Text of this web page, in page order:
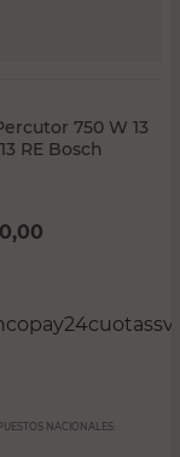
750 W 13
RE Bosch
NACIONALES: